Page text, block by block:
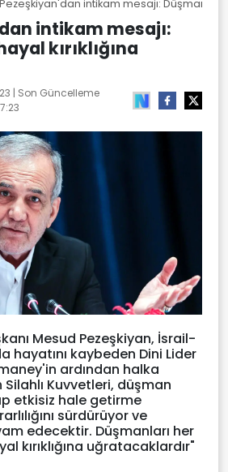
Pezeşkiyan'dan intikam mesajı: Düşmanlar
intikam mesajı:
kırıklığına
| Son Güncelleme
Mesud Pezeşkiyan, İsrail-
hayatını kaybeden Dini Lider
ardından halka
Kuvvetleri, düşman
etkisiz hale getirme
sürdürüyor ve
edecektir. Düşmanları her
kırıklığına uğratacaklardır"